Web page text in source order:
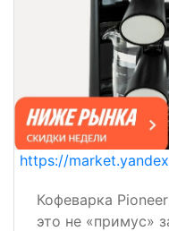
https://
Кофеварка
это не «примус»